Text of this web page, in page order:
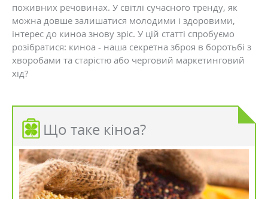
поживних речовинах. У світлі сучасного тренду, як
можна довше залишатися молодими і здоровими,
інтерес до киноа знову зріс. У цій статті спробуємо
розібратися: киноа - наша секретна зброя в боротьбі з
хворобами та старістю або черговий маркетинговий
хід?
Що таке кіноа?